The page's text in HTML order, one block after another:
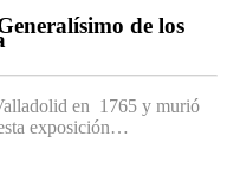
de los
en 1765 y murió
exposición…